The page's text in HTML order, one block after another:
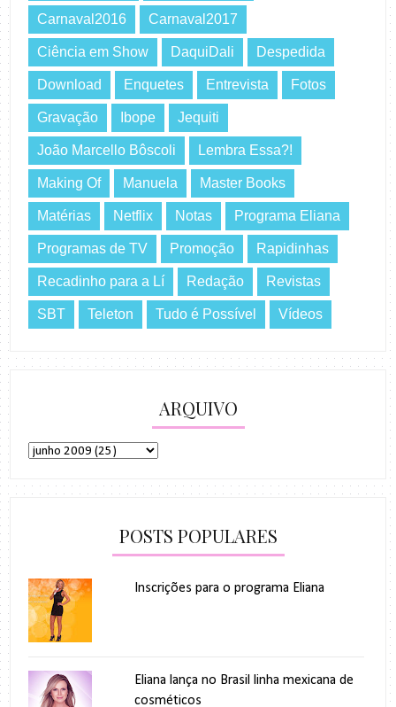
Carnaval2016 Carnaval2017
Ciência em Show DaquiDali Despedida
Download Enquetes Entrevista Fotos
Gravação Ibope Jequiti
João Marcello Bôscoli Lembra Essa?!
Making Of Manuela Master Books
Matérias Netflix Notas Programa Eliana
Programas de TV Promoção Rapidinhas
Recadinho para a Lí Redação Revistas
SBT Teleton Tudo é Possível Vídeos
ARQUIVO
POSTS POPULARES
Inscrições para o programa Eliana
Eliana lança no Brasil linha mexicana de
cosméticos